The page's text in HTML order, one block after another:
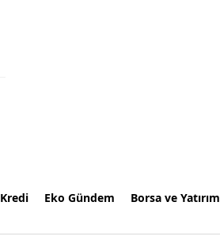
Kredi Eko Gündem Borsa ve Yatırım